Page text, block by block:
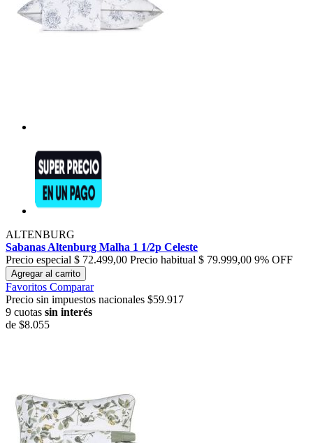
ALTENBURG
Sabanas Altenburg Malha 1 1/2p Celeste
Precio especial $ 72.499,00 Precio habitual $ 79.999,00 9% OFF
Agregar al carrito
Favoritos Comparar
Precio sin impuestos nacionales $59.917
9 cuotas sin interés
de $8.055